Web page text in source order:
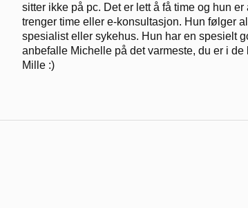
sitter ikke på pc. Det er lett å få time og hun
trenger time eller e-konsultasjon. Hun følger
spesialist eller sykehus. Hun har en spesielt
anbefalle Michelle på det varmeste, du er i de
Mille :)